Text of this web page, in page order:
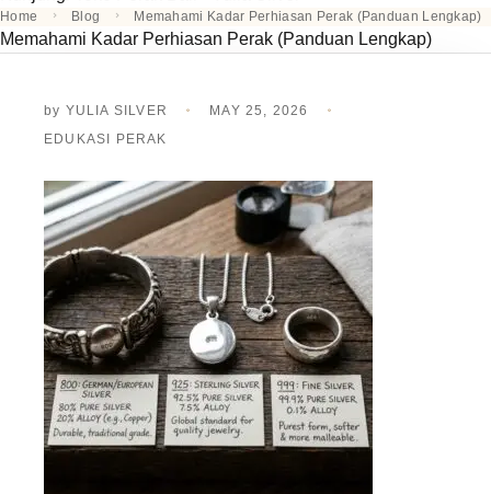
Home Blog Memahami Kadar Perhiasan Perak (Panduan Lengkap)
Memahami Kadar Perhiasan Perak (Panduan Lengkap)
by YULIA SILVER
MAY 25, 2026
EDUKASI PERAK